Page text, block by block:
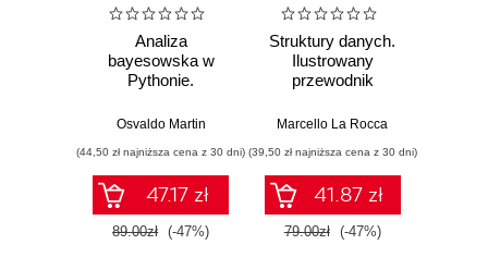
Analiza
bayesowska w
Pythonie.
przewodnik po
probabilistycznym.
Wydanie III
Osvaldo Martin
(44,50 zł najniższa cena z 30 dni)
47.17 zł
89.00zł (-47%)
Struktury danych.
Ilustrowany
przewodnik
Marcello La Rocca
(39,50 zł najniższa cena z 30 dni)
41.87 zł
79.00zł (-47%)